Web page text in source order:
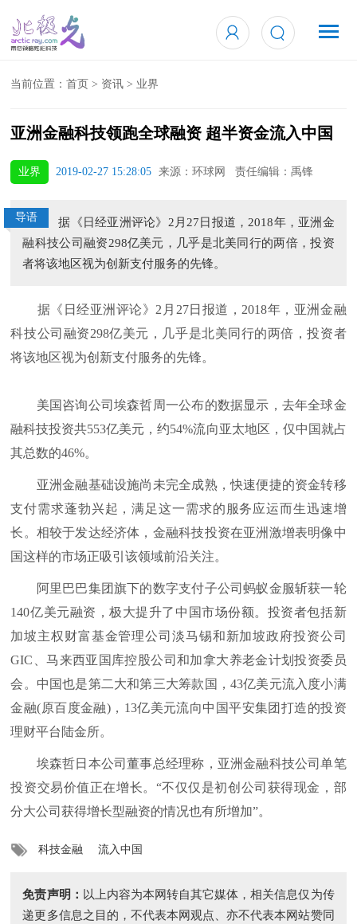
当前位置：首页 > 资讯 > 业界
亚洲金融科技领跑全球融资 超半资金流入中国
业界 2019-02-27 15:28:05 来源：环球网 责任编辑：禹锋
导语
据《日经亚洲评论》2月27日报道，2018年，亚洲金
融科技公司融资298亿美元，几乎是北美同行的两倍，投资
者将该地区视为创新支付服务的先锋。
据《日经亚洲评论》2月27日报道，2018年，亚洲金融
科技公司融资298亿美元，几乎是北美同行的两倍，投资者
将该地区视为创新支付服务的先锋。
美国咨询公司埃森哲周一公布的数据显示，去年全球金
融科技投资共553亿美元，约54%流向亚太地区，仅中国就占
其总数的46%。
亚洲金融基础设施尚未完全成熟，快速便捷的资金转移
支付需求蓬勃兴起，满足这一需求的服务应运而生迅速增
长。相较于发达经济体，金融科技投资在亚洲激增表明像中
国这样的市场正吸引该领域前沿关注。
阿里巴巴集团旗下的数字支付子公司蚂蚁金服斩获一轮
140亿美元融资，极大提升了中国市场份额。投资者包括新
加坡主权财富基金管理公司淡马锡和新加坡政府投资公司
GIC、马来西亚国库控股公司和加拿大养老金计划投资委员
会。中国也是第二大和第三大筹款国，43亿美元流入度小满
金融(原百度金融)，13亿美元流向中国平安集团打造的投资
理财平台陆金所。
埃森哲日本公司董事总经理称，亚洲金融科技公司单笔
投资交易价值正在增长。“不仅仅是初创公司获得现金，部
分大公司获得增长型融资的情况也有所增加”。
科技金融 流入中国
免责声明： 以上内容为本网转自其它媒体，相关信息仅为传
递更多信息之目的，不代表本网观点、亦不代表本网站赞同